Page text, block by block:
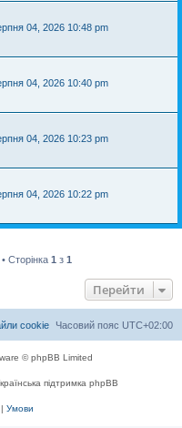
04, 2026 10:48 pm
04, 2026 10:40 pm
04, 2026 10:23 pm
04, 2026 10:22 pm
Сторінка 1 з 1
Перейти
Часовий пояс UTC+02:00
cookie
© phpBB Limited
підтримка phpBB
| Умови